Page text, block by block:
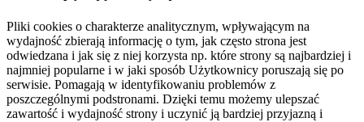
Pliki cookies o charakterze analitycznym, wpływającym na
wydajność zbierają informację o tym, jak często strona jest
odwiedzana i jak się z niej korzysta np. które strony są najbardziej i
najmniej popularne i w jaki sposób Użytkownicy poruszają się po
serwisie. Pomagają w identyfikowaniu problemów z
poszczególnymi podstronami. Dzięki temu możemy ulepszać
zawartość i wydajność strony i uczynić ją bardziej przyjazną i